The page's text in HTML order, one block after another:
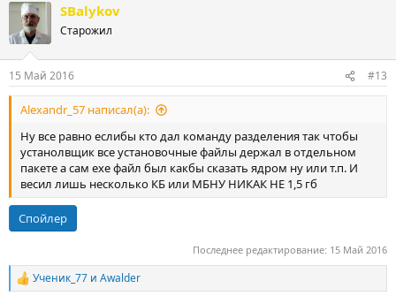
SBalykov
Старожил
15 Май 2016 #13
Alexandr_57 написал(а):
Ну все равно еслибы кто дал команду разделения так чтобы
устанолвщик все установочные файлы держал в отдельном
пакете а сам ехе файл был какбы сказать ядром ну или т.п. И
весил лишь несколько КБ или МБНУ НИКАК НЕ 1,5 гб
Спойлер
Последнее редактирование: 15 Май 2016
Р
Ученик_77 и Awalder